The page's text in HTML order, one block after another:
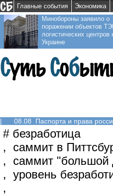
Главные события Экономика
Минобороны заявило о
поражении объектов
логистических центров
Украине
| 08.08 Паспорта и права
# безработица
, саммит в
, саммит "большой
, уровень
,